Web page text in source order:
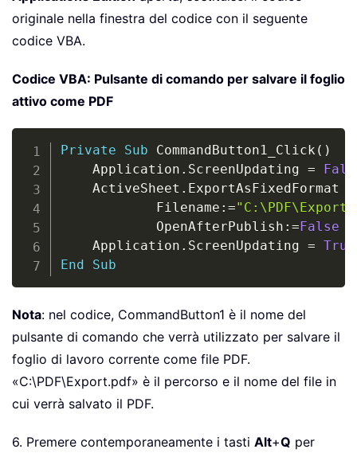
originale nella finestra del codice con il seguente
codice VBA.
Codice VBA: Pulsante di comando per salvare il foglio
attivo come PDF
Private Sub CommandButton1_Click ( )
    Application
. ScreenUpdating =
    ActiveSheet
. ExportAsFixedFormat
            Filename
: =
            OpenAfterPublish
: = False
    Application
. ScreenUpdating = True
End
Sub
Copy
Nota: nel codice, CommandButton1 è il nome del
pulsante di comando che verrà utilizzato per salvare il
foglio di lavoro corrente come file PDF.
«C:\PDF\Export.pdf» è il percorso e il nome del file in
cui verrà salvato il PDF.
6. Premere contemporaneamente i tasti Alt+Q per